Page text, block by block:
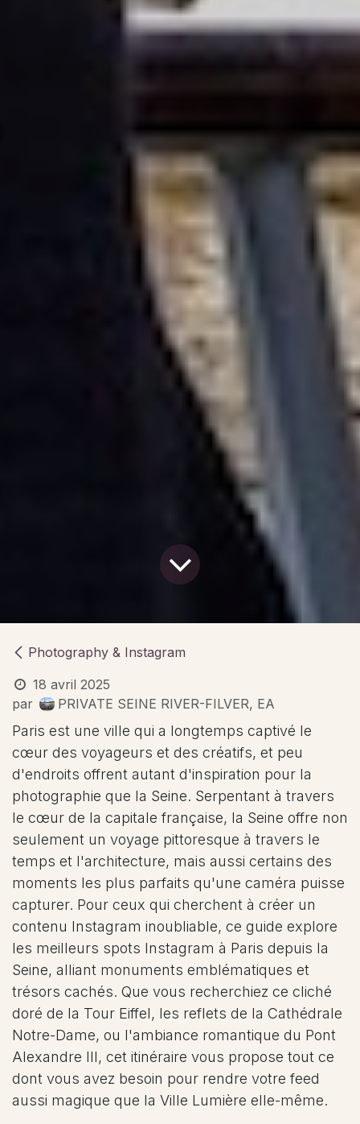
Photography & Instagram
18 avril 2025
par
PRIVATE SEINE RIVER-FILVER, EA
Paris est une ville qui a longtemps captivé le
cœur des voyageurs et des créatifs, et peu
d'endroits offrent autant d'inspiration pour la
photographie que la Seine. Serpentant à travers
le cœur de la capitale française, la Seine offre non
seulement un voyage pittoresque à travers le
temps et l'architecture, mais aussi certains des
moments les plus parfaits qu'une caméra puisse
capturer. Pour ceux qui cherchent à créer un
contenu Instagram inoubliable, ce guide explore
les meilleurs spots Instagram à Paris depuis la
Seine, alliant monuments emblématiques et
trésors cachés. Que vous recherchiez ce cliché
doré de la Tour Eiffel, les reflets de la Cathédrale
Notre-Dame, ou l'ambiance romantique du Pont
Alexandre III, cet itinéraire vous propose tout ce
dont vous avez besoin pour rendre votre feed
aussi magique que la Ville Lumière elle-même.